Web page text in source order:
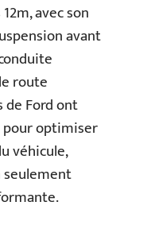
avec son
avant
route
Ford ont
optimiser
véhicule,
seulement